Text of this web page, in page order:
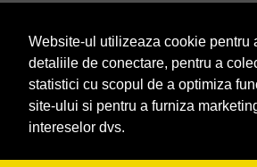
Website-ul utilizeaza cookie pentru
detaliile de conectare, pentru a
statistici cu scopul de a optimiza
site-ului si pentru a furniza
intereselor dvs.
© 2014-2026 Powered by VilonMedia
ANPC SOL